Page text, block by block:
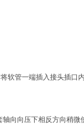
软管一端插入接头插口
向向压下相反方向稍微